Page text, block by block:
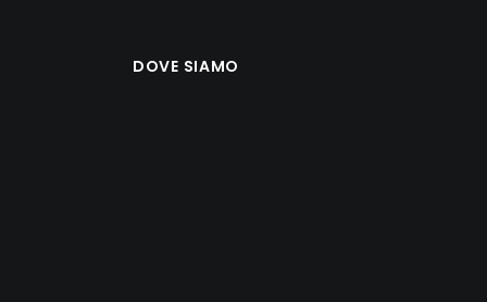
DOVE SIAMO